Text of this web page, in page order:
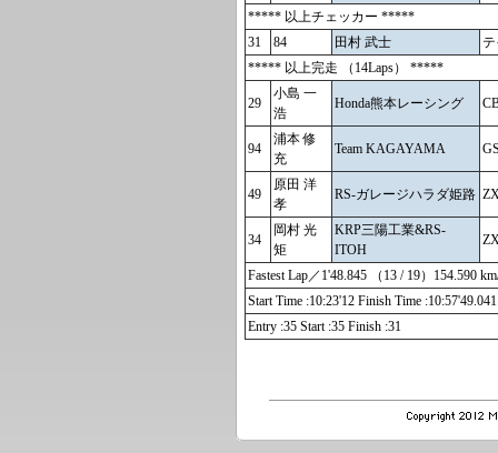
***** 以上チェッカー *****
31
84 田村 武士
テ
***** 以上完走 （14Laps） *****
29
小島 一
浩
Honda熊本レーシング
94
浦本 修
充
Team KAGAYAMA
49
原田 洋
孝
RS-ガレージハラダ姫路
34
岡村 光
矩
KRP三陽工業&RS-
ITOH
Fastest Lap／1'48.845 （13 / 19）
Start Time :10:23'12 Finish Time :10:57'49.041
Entry :35 Start :35 Finish :31